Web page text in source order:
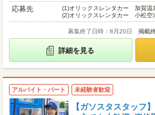
応募先
(1)オリックスレンタカー 加賀温
(2)オリックスレンタカー 小松
募集終了日時：8月20日 掲載
詳細を見る
アルバイト・パート 未経験者歓迎
【ガソスタスタッフ